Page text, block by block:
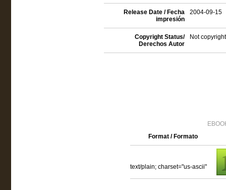
Release Date / Fecha
impresión
2004-09-15
Copyright Status/
Derechos Autor
Not
Format / Formato
text/plain; charset="us-ascii"